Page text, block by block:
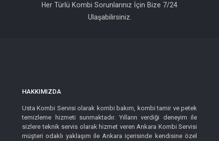
Her Türlü Kombi Sorunlarınız İçin Bize 7/24
Ulaşabilirsiniz.
HAKKIMIZDA
Usta Kombi Servisi olarak kombi bakım, kombi tamir ve petek
temizleme hizmeti sunmaktadır. Yılların verdiği deneyim ile
sizlere teknik servis olarak hizmet veren Ankara Kombi Servisi
müşteri odaklı yaklaşım ile Ankara içerisinde kendisine özel